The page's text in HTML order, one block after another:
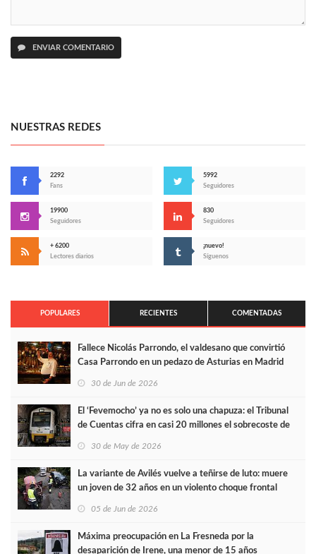
ENVIAR COMENTARIO
NUESTRAS REDES
2292
Fans
5992
Seguidores
19900
Seguidores
830
Seguidores
+ 6200
Lectores diarios
¡nuevo!
Síguenos
POPULARES RECIENTES COMENTADAS
Fallece Nicolás Parrondo, el valdesano que convirtió
Casa Parrondo en un pedazo de Asturias en Madrid
30 de Jun de 2026
El ‘Fevemocho’ ya no es solo una chapuza: el Tribunal
de Cuentas cifra en casi 20 millones el sobrecoste de
30 de May de 2026
La variante de Avilés vuelve a teñirse de luto: muere
un joven de 32 años en un violento choque frontal
05 de Jun de 2026
Máxima preocupación en La Fresneda por la
desaparición de Irene, una menor de 15 años